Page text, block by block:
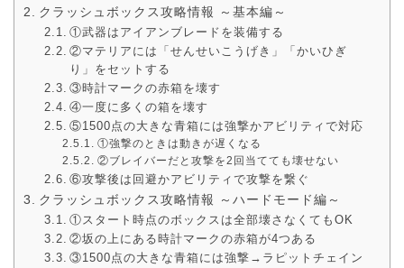
クラッシュボックス攻略情報 ～基本編～
①武器はアイアンブレードを装備する
②マテリアには「せんせいこうげき」「かいひぎ
り」をセットする
③時計マークの赤箱を壊す
④一度に多くの箱を壊す
⑤1500点の大きな青箱には強撃かアビリティで対応
①強撃のときは動きが遅くなる
②ブレイバーだと攻撃を2回当てても壊せない
⑥攻撃後は回避かアビリティで攻撃を繋ぐ
クラッシュボックス攻略情報 ～ハードモード編～
①スタート時点のボックスは全部壊さなくてもOK
②坂の上にある時計マークの赤箱が4つある
③1500点の大きな青箱には強撃→ラピットチェイン